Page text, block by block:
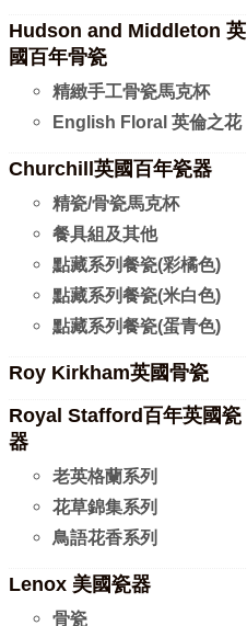
Hudson and Middleton 英
國百年骨瓷
精緻手工骨瓷馬克杯
English Floral 英倫之花
Churchill英國百年瓷器
精瓷/骨瓷馬克杯
餐具組及其他
點藏系列餐瓷(彩橘色)
點藏系列餐瓷(米白色)
點藏系列餐瓷(蛋青色)
Roy Kirkham英國骨瓷
Royal Stafford百年英國瓷
器
老英格蘭系列
花草錦集系列
鳥語花香系列
Lenox 美國瓷器
骨瓷